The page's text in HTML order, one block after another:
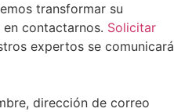
transformar su
contactarnos. Solicitar
expertos se comunicará
dirección de correo